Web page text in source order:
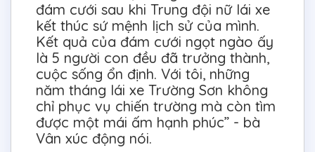
đám cưới sau khi Trung đội nữ lái xe
kết thúc sứ mệnh lịch sử của mình.
Kết quả của đám cưới ngọt ngào ấy
là 5 người con đều đã trưởng thành,
cuộc sống ổn định. Với tôi, những
năm tháng lái xe Trường Sơn không
chỉ phục vụ chiến trường mà còn tìm
được một mái ấm hạnh phúc” - bà
Vân xúc động nói.